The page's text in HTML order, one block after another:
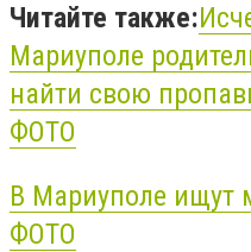
Читайте также:
Мариуполе
найти свою
ФОТО
В Мариуполе ищут
ФОТО